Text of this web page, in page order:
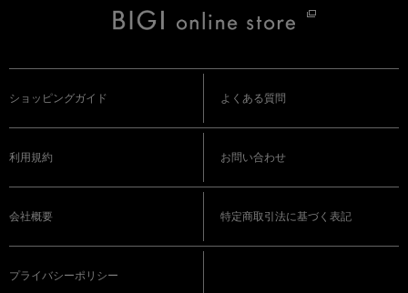
ショッピングガイド よくある質問
利用規約 お問い合わせ
会社概要 特定商取引法に基づく表記
プライバシーポリシー